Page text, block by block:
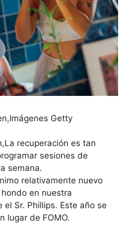
Imágenes Getty
La recuperación es tan
sesiones de
semana.
relativamente nuevo
en nuestra
el Sr. Phillips. Este año se
lugar de FOMO.